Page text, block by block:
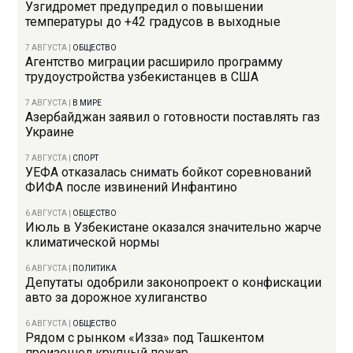
Узгидромет предупредил о повышении
температуры до +42 градусов в выходные
7 АВГУСТА ОБЩЕСТВО
Агентство миграции расширило программу
трудоустройства узбекистанцев в США
7 АВГУСТА В МИРЕ
Азербайджан заявил о готовности поставлять газ
Украине
7 АВГУСТА СПОРТ
УЕФА отказалась снимать бойкот соревнований
ФИФА после извинений Инфантино
6 АВГУСТА ОБЩЕСТВО
Июль в Узбекистане оказался значительно жарче
климатической нормы
6 АВГУСТА ПОЛИТИКА
Депутаты одобрили законопроект о конфискации
авто за дорожное хулиганство
6 АВГУСТА ОБЩЕСТВО
Рядом с рынком «Изза» под Ташкентом